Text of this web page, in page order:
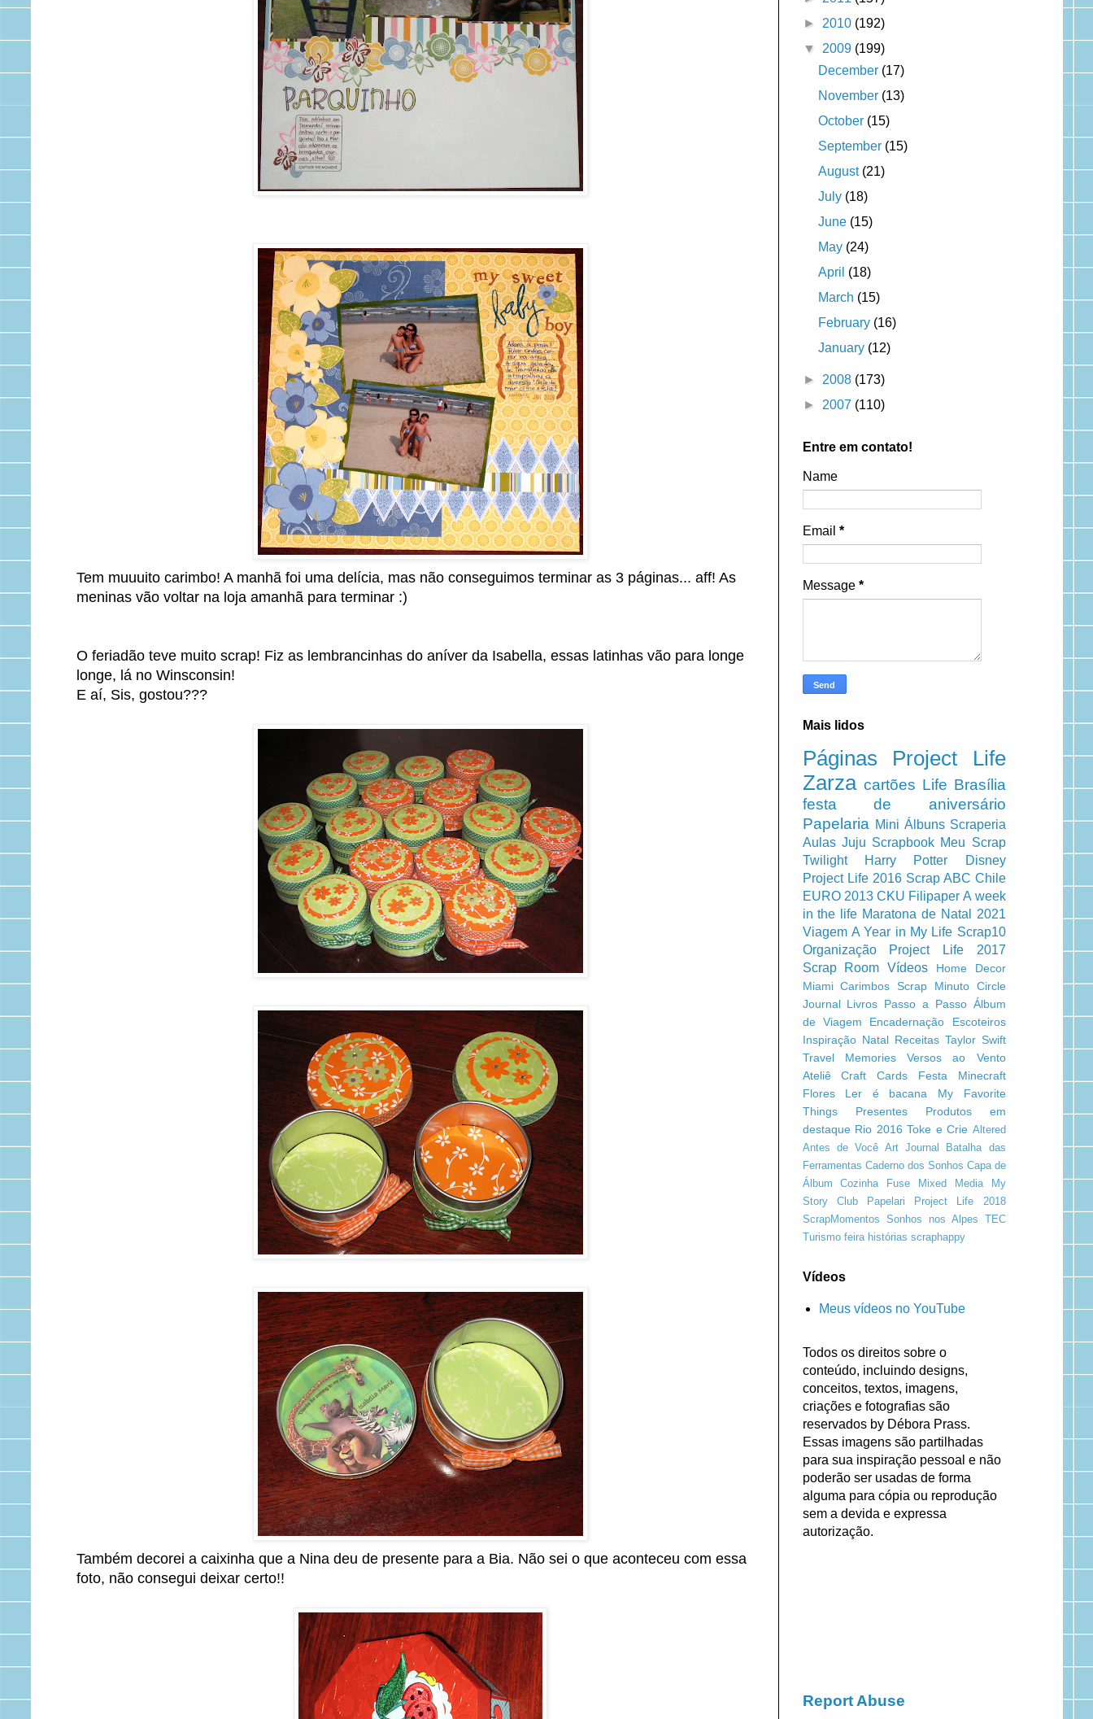
Tem muuuito carimbo! A manhã foi uma delícia, mas não conseguimos terminar as 3 páginas... aff! As
meninas vão voltar na loja amanhã para terminar :)
O feriadão teve muito scrap! Fiz as lembrancinhas do aníver da Isabella, essas latinhas vão para longe
longe, lá no Winsconsin!
E aí, Sis, gostou???
Também decorei a caixinha que a Nina deu de presente para a Bia. Não sei o que aconteceu com essa
foto, não consegui deixar certo!!
► 2010 (192)
▼ 2009 (199)
December (17)
November (13)
October (15)
September (15)
August (21)
July (18)
June (15)
May (24)
April (18)
March (15)
February (16)
January (12)
► 2008 (173)
► 2007 (110)
Entre em contato!
Name
Email *
Message *
Mais lidos
Páginas
Project Life
Zarza cartões Life Brasília
festa de aniversário
Papelaria Mini Álbuns Scraperia
Aulas Juju Scrapbook Meu Scrap
Twilight
Harry Potter
Disney
Project Life 2016 Scrap ABC Chile
EURO 2013 CKU Filipaper A week
in the life Maratona de Natal 2021
Viagem A Year in My Life Scrap10
Organização
Project Life 2017
Scrap Room Vídeos
Home Decor
Miami Carimbos Scrap Minuto Circle
Journal Livros Passo a Passo Álbum
de Viagem
Encadernação
Escoteiros
Inspiração Natal Receitas Taylor Swift
Travel Memories
Versos ao Vento
Ateliê Craft
Cards
Festa Minecraft
Flores
Ler é bacana
My Favorite
Things
Presentes
Produtos em
destaque Rio 2016 Toke e Crie Altered
Antes de Você Art Journal
Batalha das
Ferramentas Caderno dos Sonhos Capa de
Álbum
Cozinha Fuse Mixed Media
My
Story Club
Papelari
Project Life 2018
ScrapMomentos Sonhos nos Alpes TEC
Turismo feira histórias scraphappy
Vídeos
Meus vídeos no YouTube
Todos os direitos sobre o
conteúdo, incluindo designs,
conceitos, textos, imagens,
criações e fotografias são
reservados by Débora Prass.
Essas imagens são partilhadas
para sua inspiração pessoal e não
poderão ser usadas de forma
alguma para cópia ou reprodução
sem a devida e expressa
autorização.
Report Abuse